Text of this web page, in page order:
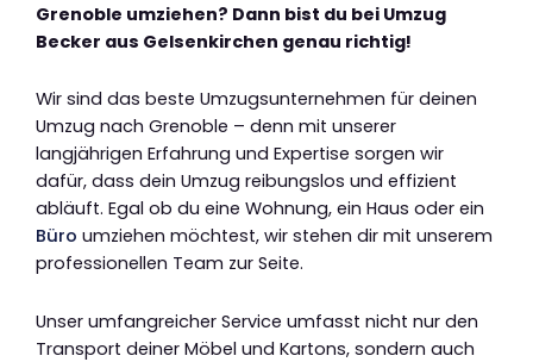
Grenoble umziehen? Dann bist du bei Umzug
Becker aus Gelsenkirchen genau richtig!
Wir sind das beste Umzugsunternehmen für deinen
Umzug nach Grenoble – denn mit unserer
langjährigen Erfahrung und Expertise sorgen wir
dafür, dass dein Umzug reibungslos und effizient
abläuft. Egal ob du eine Wohnung, ein Haus oder ein
Büro umziehen möchtest, wir stehen dir mit unserem
professionellen Team zur Seite.
Unser umfangreicher Service umfasst nicht nur den
Transport deiner Möbel und Kartons, sondern auch